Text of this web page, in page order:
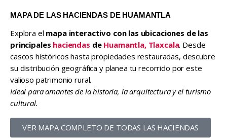
MAPA DE LAS HACIENDAS DE HUAMANTLA
Explora el mapa interactivo con las ubicaciones de las
principales haciendas de Huamantla, Tlaxcala. Desde
cascos históricos hasta propiedades restauradas, descubre
su distribución geográfica y planea tu recorrido por este
valioso patrimonio rural.
Ideal para amantes de la historia, la arquitectura y el turismo
cultural.
VER MAPA COMPLETO DE TODAS LAS HACIENDAS